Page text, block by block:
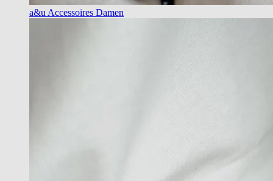
a&u Accessoires Damen